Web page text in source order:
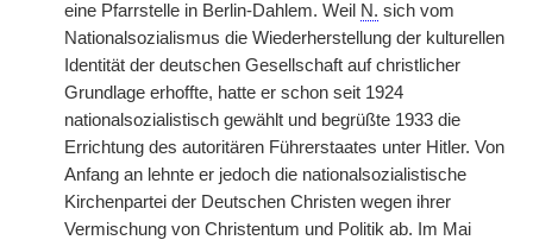
eine Pfarrstelle in Berlin-Dahlem. Weil N. sich vom
Nationalsozialismus die Wiederherstellung der kulturellen
Identität der deutschen Gesellschaft auf christlicher
Grundlage erhoffte, hatte er schon seit 1924
nationalsozialistisch gewählt und begrüßte 1933 die
Errichtung des autoritären Führerstaates unter Hitler. Von
Anfang an lehnte er jedoch die nationalsozialistische
Kirchenpartei der Deutschen Christen wegen ihrer
Vermischung von Christentum und Politik ab. Im Mai